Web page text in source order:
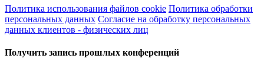
Политика использования файлов cookie Политика обработки
персональных данных Согласие на обработку персональных
данных клиентов - физических лиц
Получить запись прошлых конференций